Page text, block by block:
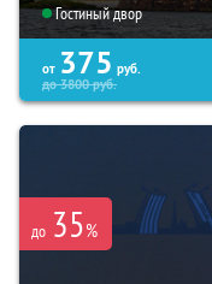
Гостиный двор
от 375 руб.
до3800руб.
до 35%